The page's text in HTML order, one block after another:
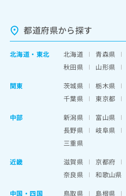
都道府県から探す
北海道 ・ 東北 北海道 青森県
秋田県
山形県
関東
茨城県 栃木県
千葉県
東京都
中部
新潟県 富山県
長野県
岐阜県
三重県
近畿
滋賀県 京都府
奈良県
和歌山県
中国・四国
鳥取県 島根県